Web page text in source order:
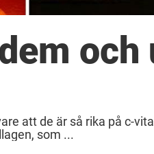
och
att de är så rika på c-
som ...